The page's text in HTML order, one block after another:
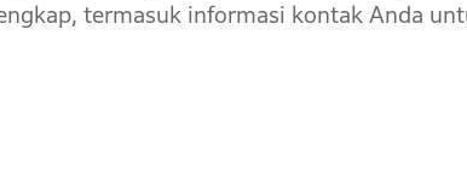
termasuk informasi kontak Anda